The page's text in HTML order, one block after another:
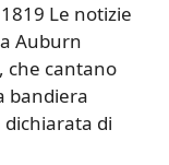
Le notizie
Auburn
che cantano
bandiera
di